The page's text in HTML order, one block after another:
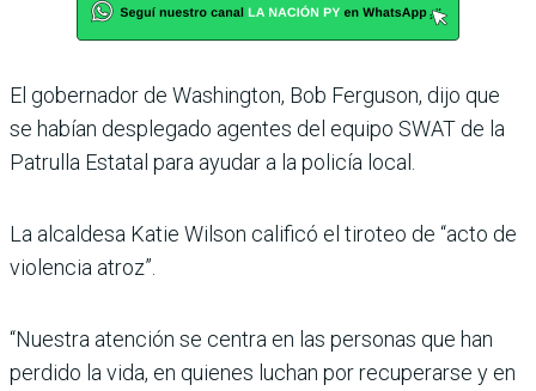
El gobernador de Washington, Bob Ferguson, dijo que
se habían desplegado agentes del equipo SWAT de la
Patrulla Estatal para ayudar a la policía local.
La alcaldesa Katie Wilson calificó el tiroteo de “acto de
violencia atroz”.
“Nuestra atención se centra en las personas que han
perdido la vida, en quienes luchan por recuperarse y en